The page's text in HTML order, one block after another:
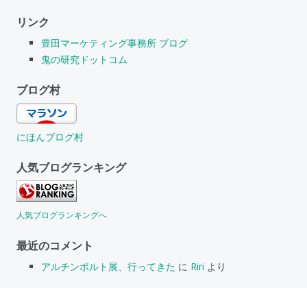
リンク
豊田マーケティング事務所 ブログ
鬼の研究ドットコム
ブログ村
にほんブログ村
人気ブログランキング
人気ブログランキングへ
最近のコメント
アルチンボルト展、行ってきた に Riri より